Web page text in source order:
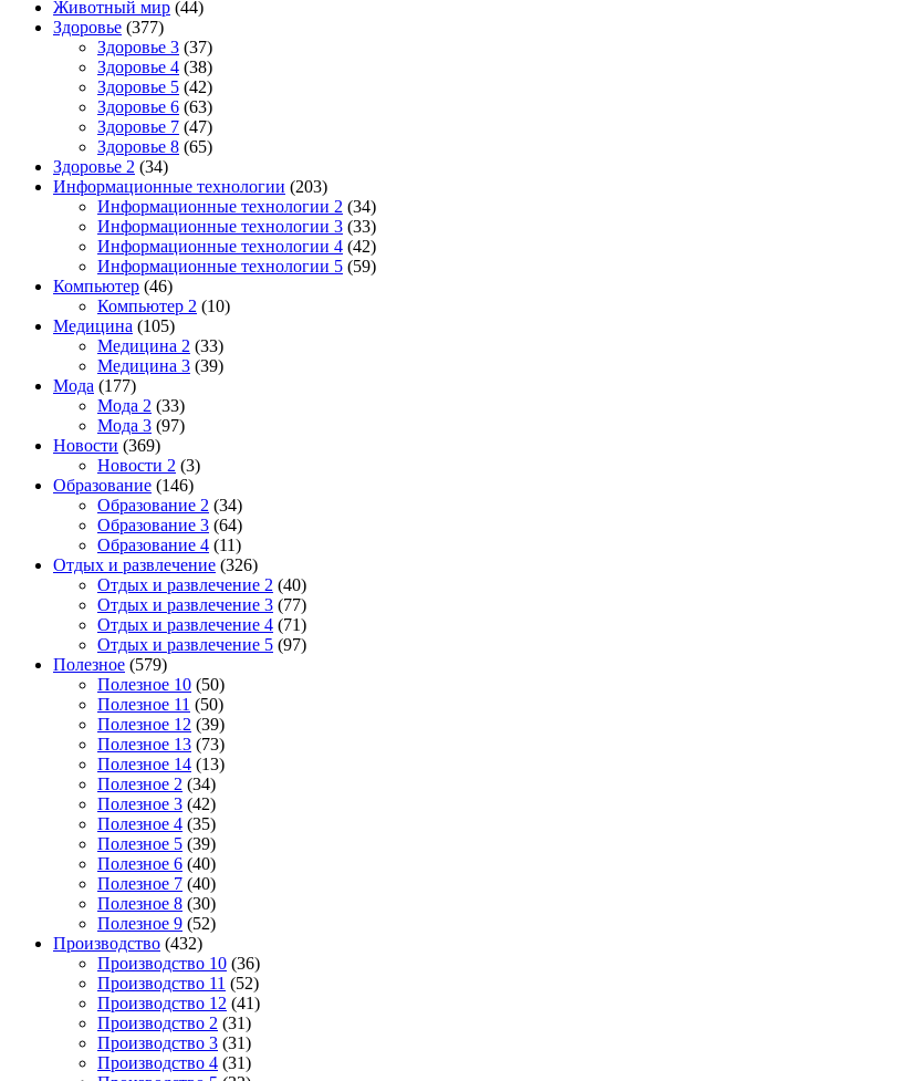
Животный мир (44)
Здоровье (377)
Здоровье 3 (37)
Здоровье 4 (38)
Здоровье 5 (42)
Здоровье 6 (63)
Здоровье 7 (47)
Здоровье 8 (65)
Здоровье 2 (34)
Информационные технологии (203)
Информационные технологии 2 (34)
Информационные технологии 3 (33)
Информационные технологии 4 (42)
Информационные технологии 5 (59)
Компьютер (46)
Компьютер 2 (10)
Медицина (105)
Медицина 2 (33)
Медицина 3 (39)
Мода (177)
Мода 2 (33)
Мода 3 (97)
Новости (369)
Новости 2 (3)
Образование (146)
Образование 2 (34)
Образование 3 (64)
Образование 4 (11)
Отдых и развлечение (326)
Отдых и развлечение 2 (40)
Отдых и развлечение 3 (77)
Отдых и развлечение 4 (71)
Отдых и развлечение 5 (97)
Полезное (579)
Полезное 10 (50)
Полезное 11 (50)
Полезное 12 (39)
Полезное 13 (73)
Полезное 14 (13)
Полезное 2 (34)
Полезное 3 (42)
Полезное 4 (35)
Полезное 5 (39)
Полезное 6 (40)
Полезное 7 (40)
Полезное 8 (30)
Полезное 9 (52)
Производство (432)
Производство 10 (36)
Производство 11 (52)
Производство 12 (41)
Производство 2 (31)
Производство 3 (31)
Производство 4 (31)